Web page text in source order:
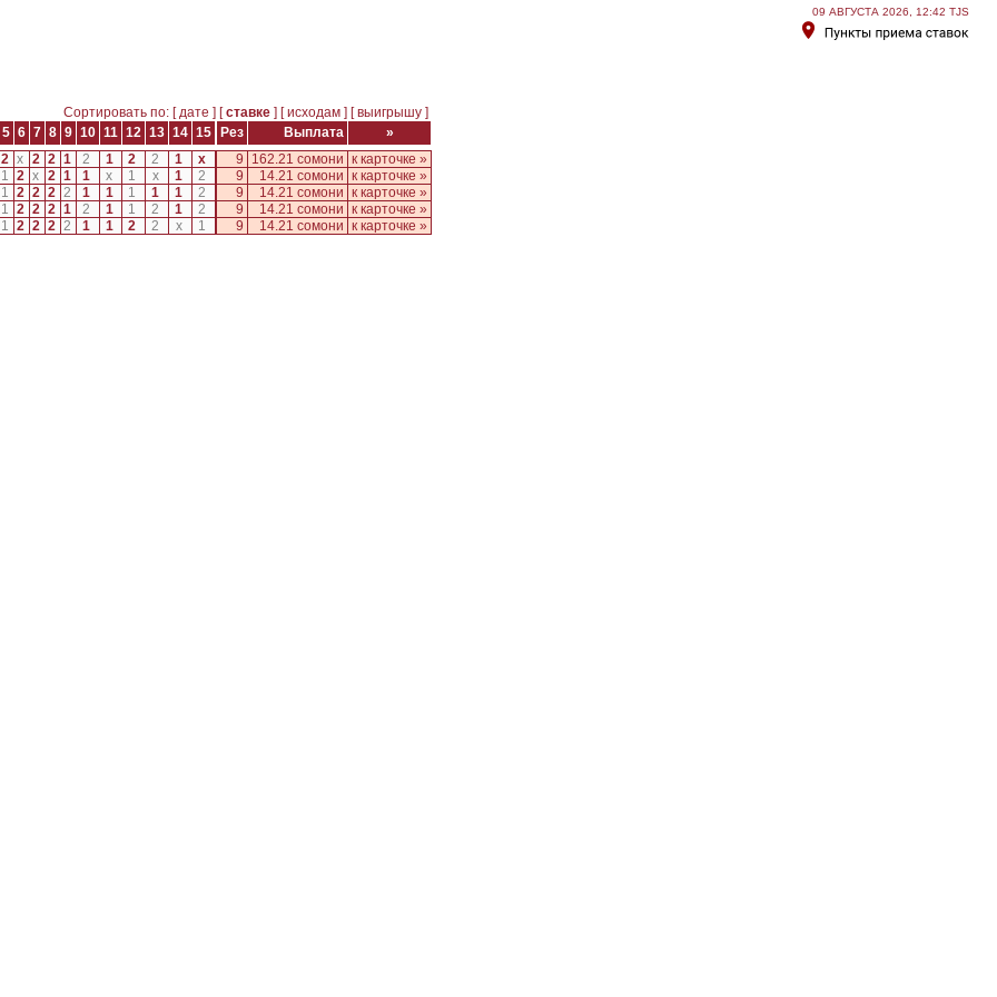
09 АВГУСТА 2026, 12:42 TJS
Сортировать по: [дате ] [ставке ] [исходам ] [выигрышу ]
5 6 7 8 9 10 11 12 13 14 15 Рез Выплата
»
2 x 2 2 1 2 1 2 2 1 x 9 162.21 сомони к карточке »
1 2 x 2 1 1 x 1 x 1 2 9 14.21 сомони к карточке »
1 2 2 2 2 1 1 1 1 1 2 9 14.21 сомони к карточке »
1 2 2 2 1 2 1 1 2 1 2 9 14.21 сомони к карточке »
1 2 2 2 2 1 1 2 2 x 1 9 14.21 сомони к карточке »